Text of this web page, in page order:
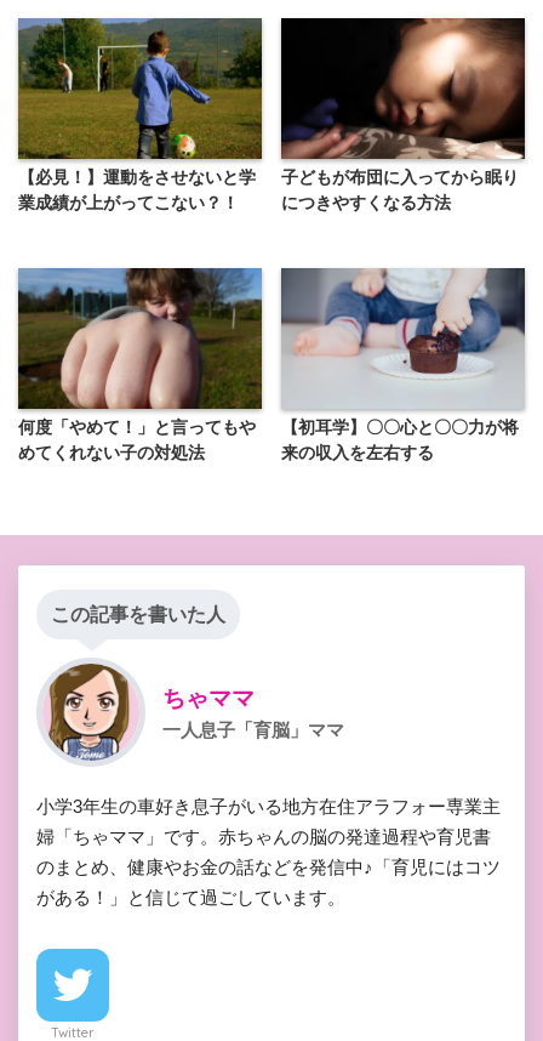
【必見！】運動をさせないと学
業成績が上がってこない？！
子どもが布団に入ってから眠り
につきやすくなる方法
何度「やめて！」と言ってもや
めてくれない子の対処法
【初耳学】〇〇心と〇〇力が将
来の収入を左右する
この記事を書いた人
ちゃママ
一人息子「育脳」ママ
小学3年生の車好き息子がいる地方在住アラフォー専業主
婦「ちゃママ」です。赤ちゃんの脳の発達過程や育児書
のまとめ、健康やお金の話などを発信中♪「育児にはコツ
がある！」と信じて過ごしています。
Twitter